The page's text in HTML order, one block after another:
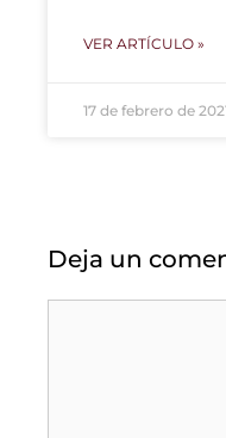
VER ARTÍCULO »
17 de febrero de
Deja un